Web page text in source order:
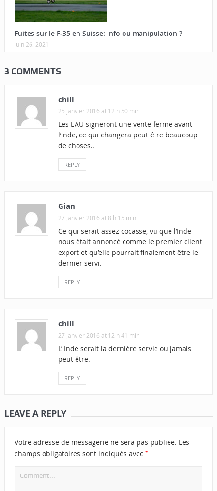
Fuites sur le F-35 en Suisse: info ou manipulation ?
juin 26, 2021
3 COMMENTS
chill
25 janvier 2016 at 12 h 50 min
Les EAU signeront une vente ferme avant
l’Inde, ce qui changera peut être beaucoup
de choses..
REPLY
Gian
27 janvier 2016 at 8 h 15 min
Ce qui serait assez cocasse, vu que l’Inde
nous était annoncé comme le premier client
export et qu’elle pourrait finalement être le
dernier servi.
REPLY
chill
27 janvier 2016 at 12 h 41 min
L’ Inde serait la dernière servie ou jamais
peut être.
REPLY
LEAVE A REPLY
Votre adresse de messagerie ne sera pas publiée. Les
champs obligatoires sont indiqués avec *